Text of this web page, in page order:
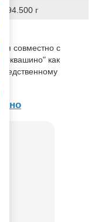
94.500 г
совместно с
как